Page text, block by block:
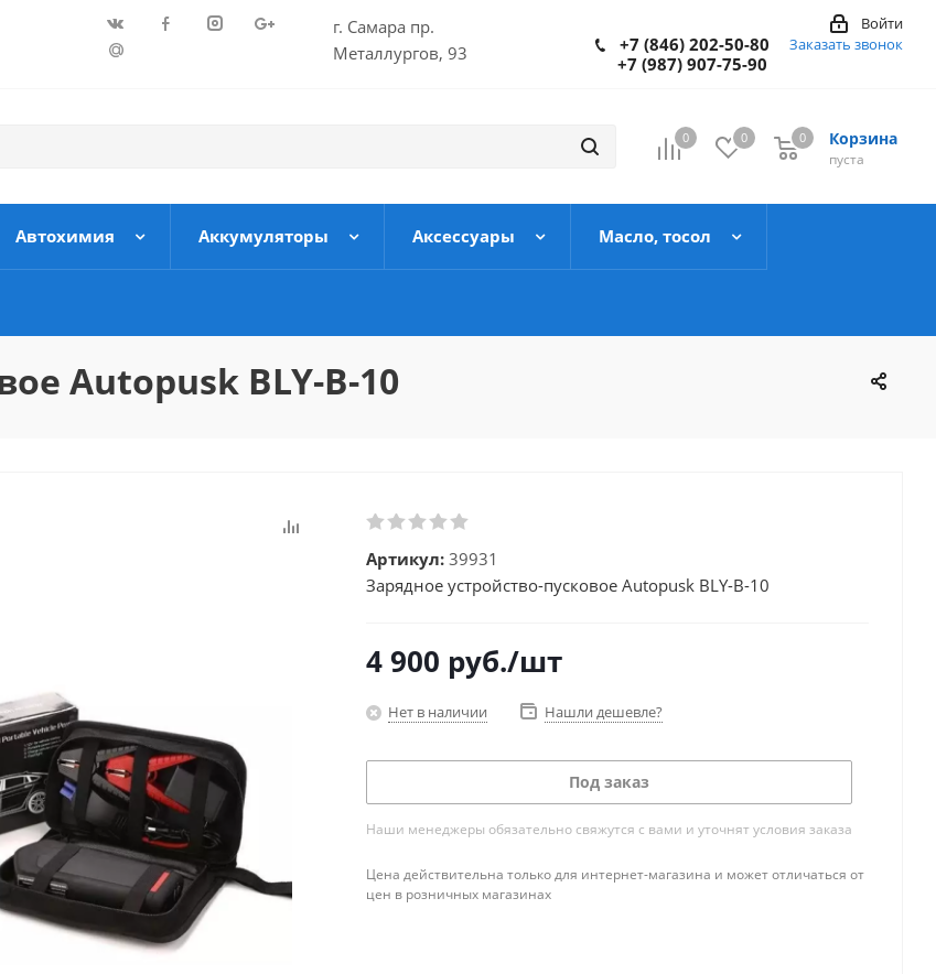
г. Самара пр.
Металлургов, 93
Войти
+7 (846) 202-50-80
+7 (987) 907-75-90
Заказать звонок
0 0 Корзина
пуста
0
Автохимия Аккумуляторы Аксессуары Масло, тосол
Autopusk BLY-B-10
Артикул: 39931
Зарядное устройство-пусковое Autopusk BLY-B-10
4 900 руб./шт
Нет в наличии Нашли дешевле?
Под заказ
Наши менеджеры обязательно свяжутся с вами и уточнят условия заказа
Цена действительна только для интернет-магазина и может отличаться от
цен в розничных магазинах